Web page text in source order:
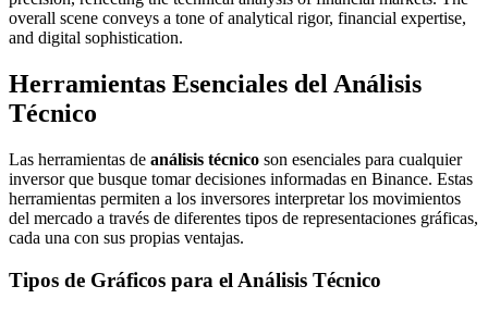
Herramientas Esenciales del Análisis
Técnico
Las herramientas de análisis técnico son esenciales para cualquier
inversor que busque tomar decisiones informadas en Binance. Estas
herramientas permiten a los inversores interpretar los movimientos
del mercado a través de diferentes tipos de representaciones gráficas,
cada una con sus propias ventajas.
Tipos de Gráficos para el Análisis Técnico